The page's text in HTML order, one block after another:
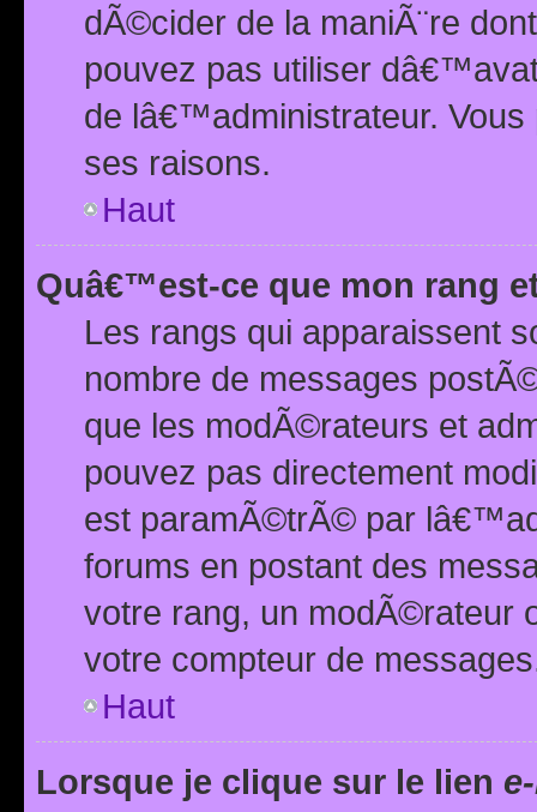
dÃ©cider de la maniÃ¨re
pouvez pas utiliser
de lâ€™administrateur.
ses raisons.
Haut
Quâ€™est-ce que mon rang
Les rangs qui apparaissent
nombre de messages
que les modÃ©rateurs et
pouvez pas directement
est paramÃ©trÃ© par
forums en postant des
votre rang, un modÃ©rateur
votre compteur de
Haut
Lorsque je clique sur le lien